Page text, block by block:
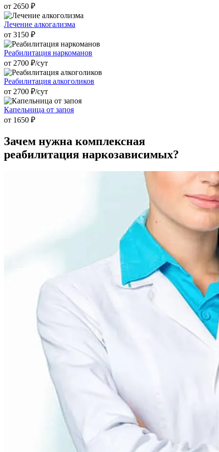
от 2650 ₽
Лечение алкогализма
от 3150 ₽
Реабилитация наркоманов
от 2700 ₽/cут
Реабилитация алкоголиков
от 2700 ₽/cут
Капельница от запоя
от 1650 ₽
Зачем нужна комплексная
реабилитация наркозависимых?